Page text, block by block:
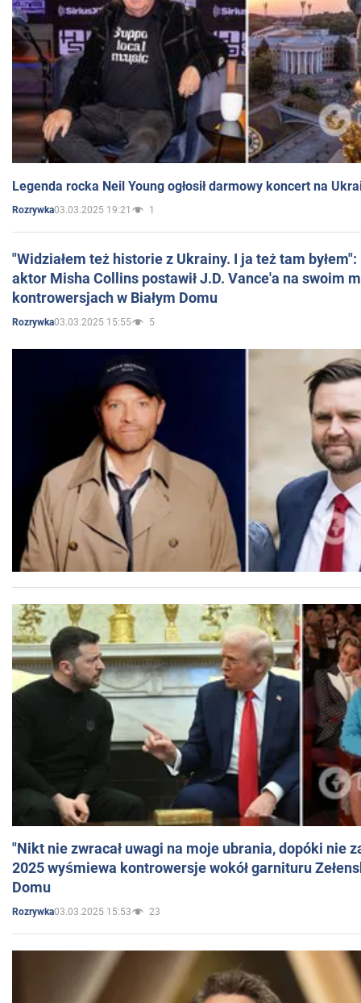
Legenda rocka Neil Young ogłosił darmowy koncert na
Rozrywka03.03.2025 19:21 1
"Widziałem też historie z Ukrainy. I ja też tam
aktor Misha Collins postawił J.D. Vance'a na swoim
kontrowersjach w Białym Domu
Rozrywka03.03.2025 15:55 5
"Nikt nie zwracał uwagi na moje ubrania, dopóki nie
2025 wyśmiewa kontrowersje wokół garnituru
Domu
Rozrywka03.03.2025 15:53 23